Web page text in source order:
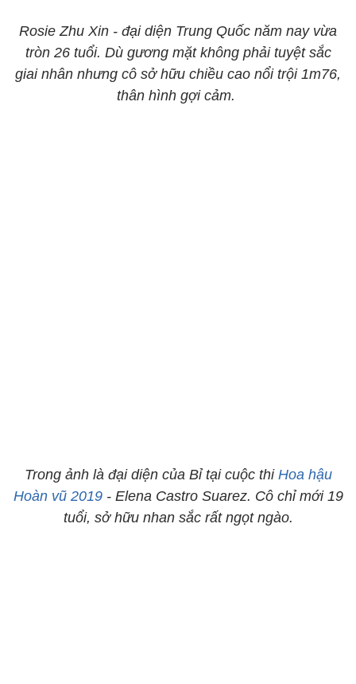
Rosie Zhu Xin - đại diện Trung Quốc năm nay vừa
tròn 26 tuổi. Dù gương mặt không phải tuyệt sắc
giai nhân nhưng cô sở hữu chiều cao nổi trội 1m76,
thân hình gợi cảm.
Trong ảnh là đại diện của Bỉ tại cuộc thi Hoa hậu
Hoàn vũ 2019- Elena Castro Suarez. Cô chỉ mới 19
tuổi, sở hữu nhan sắc rất ngọt ngào.